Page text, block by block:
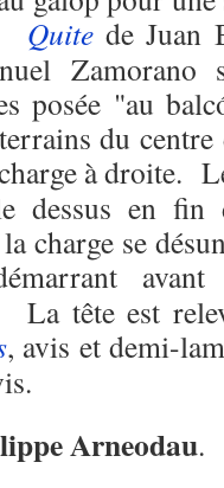
Quite de Juan
Zamorano
posée "au
du
à droite.
dessus en fin
charge se
La tête est
, avis et demi-
Arneodau.